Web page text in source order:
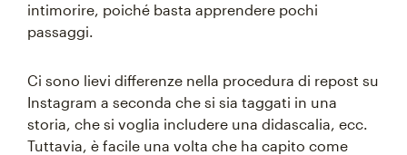
intimorire, poiché basta apprendere pochi
passaggi.
Ci sono lievi differenze nella procedura di repost su
Instagram a seconda che si sia taggati in una
storia, che si voglia includere una didascalia, ecc.
Tuttavia, è facile una volta che ha capito come